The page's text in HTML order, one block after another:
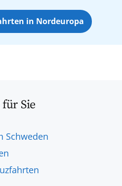
in Nordeuropa
Sie
Schweden